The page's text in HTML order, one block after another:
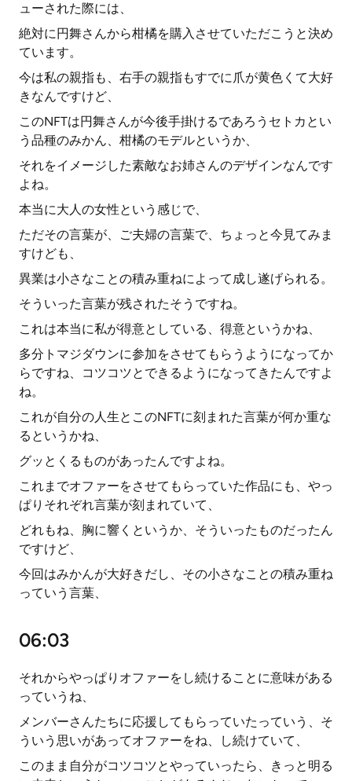
ューされた際には、
絶対に円舞さんから柑橘を購入させていただこうと決め
ています。
今は私の親指も、右手の親指もすでに爪が黄色くて大好
きなんですけど、
このNFTは円舞さんが今後手掛けるであろうセトカとい
う品種のみかん、柑橘のモデルというか、
それをイメージした素敵なお姉さんのデザインなんです
よね。
本当に大人の女性という感じで、
ただその言葉が、ご夫婦の言葉で、ちょっと今見てみま
すけども、
異業は小さなことの積み重ねによって成し遂げられる。
そういった言葉が残されたそうですね。
これは本当に私が得意としている、得意というかね、
多分トマジダウンに参加をさせてもらうようになってか
らですね、コツコツとできるようになってきたんですよ
ね。
これが自分の人生とこのNFTに刻まれた言葉が何か重な
るというかね、
グッとくるものがあったんですよね。
これまでオファーをさせてもらっていた作品にも、やっ
ぱりそれぞれ言葉が刻まれていて、
どれもね、胸に響くというか、そういったものだったん
ですけど、
今回はみかんが大好きだし、その小さなことの積み重ね
っていう言葉、
06:03
それからやっぱりオファーをし続けることに意味がある
っていうね、
メンバーさんたちに応援してもらっていたっていう、そ
ういう思いがあってオファーをね、し続けていて、
このまま自分がコツコツとやっていったら、きっと明る